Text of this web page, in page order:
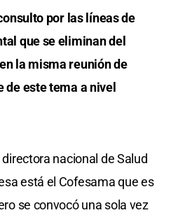
por las líneas de
que se eliminan del
la misma reunión de
de este tema a nivel
nacional de Salud
está el Cofesama que es
se convocó una sola vez